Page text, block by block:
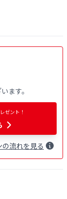
ます。
ゼント！
の流れを見る